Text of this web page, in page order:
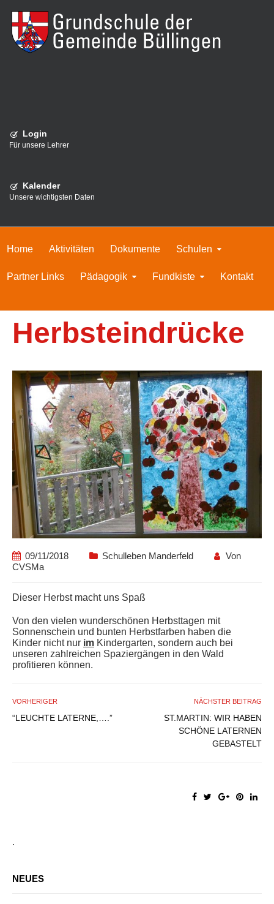
Login
Für unsere Lehrer
Kalender
Unsere wichtigsten Daten
Home Aktivitäten Dokumente Schulen
Partner Links Pädagogik Fundkiste Kontakt
Herbsteindrücke
09/11/2018 Schulleben Manderfeld
Von
CVSMa
Dieser Herbst macht uns Spaß
Von den vielen wunderschönen Herbsttagen mit
Sonnenschein und bunten Herbstfarben haben die
Kinder nicht nur im Kindergarten, sondern auch bei
unseren zahlreichen Spaziergängen in den Wald
profitieren können.
VORHERIGER
“LEUCHTE LATERNE,….”
NÄCHSTER BEITRAG
ST.MARTIN: WIR HABEN
SCHÖNE LATERNEN
GEBASTELT
.
NEUES